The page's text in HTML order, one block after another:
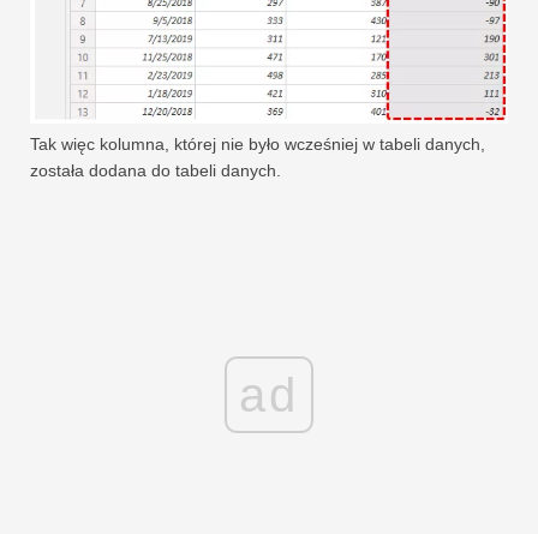
Tak więc kolumna, której nie było wcześniej w tabeli danych,
została dodana do tabeli danych.
ad